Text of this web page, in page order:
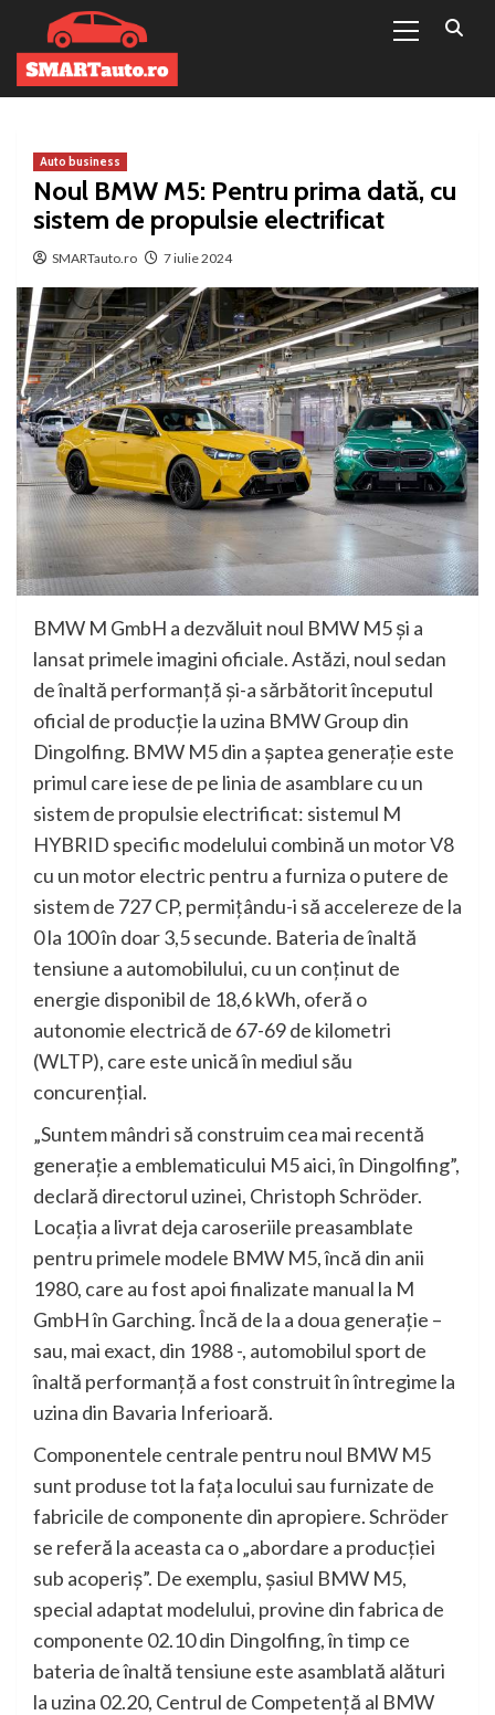
conținut
Menu
Auto business
Noul BMW M5: Pentru prima dată, cu
sistem de propulsie electrificat
SMARTauto.ro 7 iulie 2024
BMW M GmbH a dezvăluit noul BMW M5 şi a
lansat primele imagini oficiale. Astăzi, noul sedan
de înaltă performanţă şi-a sărbătorit începutul
oficial de producţie la uzina BMW Group din
Dingolfing. BMW M5 din a şaptea generaţie este
primul care iese de pe linia de asamblare cu un
sistem de propulsie electrificat: sistemul M
HYBRID specific modelului combină un motor V8
cu un motor electric pentru a furniza o putere de
sistem de 727 CP, permiţându-i să accelereze de la
0 la 100 în doar 3,5 secunde. Bateria de înaltă
tensiune a automobilului, cu un conţinut de
energie disponibil de 18,6 kWh, oferă o
autonomie electrică de 67-69 de kilometri
(WLTP), care este unică în mediul său
concurenţial.
„Suntem mândri să construim cea mai recentă
generaţie a emblematicului M5 aici, în Dingolfing”,
declară directorul uzinei, Christoph Schröder.
Locaţia a livrat deja caroseriile preasamblate
pentru primele modele BMW M5, încă din anii
1980, care au fost apoi finalizate manual la M
GmbH în Garching. Încă de la a doua generaţie –
sau, mai exact, din 1988 -, automobilul sport de
înaltă performanţă a fost construit în întregime la
uzina din Bavaria Inferioară.
Componentele centrale pentru noul BMW M5
sunt produse tot la faţa locului sau furnizate de
fabricile de componente din apropiere. Schröder
se referă la aceasta ca o „abordare a producţiei
sub acoperiş”. De exemplu, şasiul BMW M5,
special adaptat modelului, provine din fabrica de
componente 02.10 din Dingolfing, în timp ce
bateria de înaltă tensiune este asamblată alături
la uzina 02.20, Centrul de Competenţă al BMW